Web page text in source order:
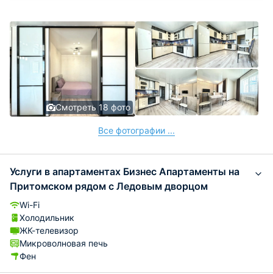
Смотреть 18 фото
Все фотографии ...
Услуги в апартаментах Бизнес Апартаменты на
Притомском рядом с Ледовым дворцом
Wi-Fi
Холодильник
ЖК-телевизор
Микроволновая печь
Фен